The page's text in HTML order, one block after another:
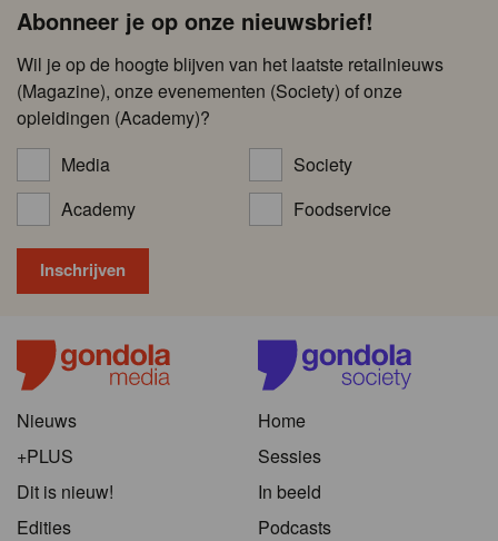
Abonneer je op onze nieuwsbrief!
Wil je op de hoogte blijven van het laatste retailnieuws
(Magazine), onze evenementen (Society) of onze
opleidingen (Academy)?
Media
Society
Academy
Foodservice
Nieuws
+PLUS
Dit is nieuw!
Edities
Home
Sessies
In beeld
Podcasts